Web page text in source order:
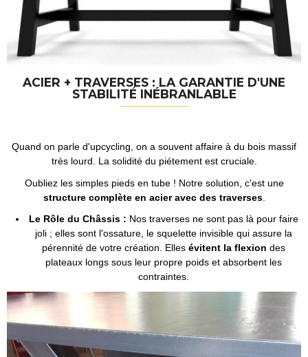
ACIER + TRAVERSES : LA GARANTIE D'UNE
STABILITÉ INÉBRANLABLE
Quand on parle d'upcycling, on a souvent affaire à du bois massif
très lourd. La solidité du piétement est cruciale.
Oubliez les simples pieds en tube ! Notre solution, c'est une
structure complète en acier avec des traverses.
Le Rôle du Châssis : Nos traverses ne sont pas là pour faire
joli ; elles sont l'ossature, le squelette invisible qui assure la
pérennité de votre création. Elles évitent la flexion des
plateaux longs sous leur propre poids et absorbent les
contraintes.